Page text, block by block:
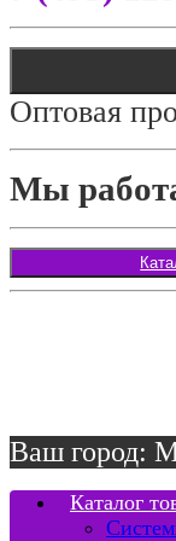
Оптовая
Мы
Ваш город:
Каталог